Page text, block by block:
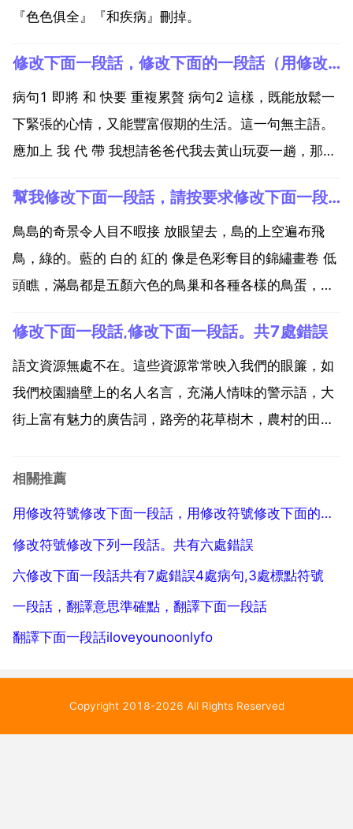
『色色俱全』『和疾病』刪掉。
修改下面一段話，修改下面的一段話（用修改符號，類似於改病句的）。（看問題補充 ）
病句1 即將 和 快要 重複累贅 病句2 這樣，既能放鬆一
下緊張的心情，又能豐富假期的生活。這一句無主語。
應加上 我 代 帶 我想請爸爸代我去黃山玩耍一趟，那裡
快要來臨，這可能是我們小學階段最後乙個假期了。我
想請爸爸帶我去黃山玩耍一趟，那裡的奇松...
幫我修改下面一段話，請按要求修改下面一段話
鳥島的奇景令人目不暇接 放眼望去，島的上空遍布飛
鳥，綠的。藍的 白的 紅的 像是色彩奪目的錦繡畫卷 低
頭瞧，滿島都是五顏六色的鳥巢和各種各樣的鳥蛋，幾
目不暇接矛盾，去乙個。花的去掉，與描述的顏色重
複。鳥巢不是五光十色。幾乎和肯定矛盾。還有把那幾
個應為...
修改下面一段話,修改下面一段話。共7處錯誤
語文資源無處不在。這些資源常常映入我們的眼簾，如
我們校園牆壁上的名人名言，充滿人情味的警示語，大
街上富有魅力的廣告詞，路旁的花草樹木，農村的田野
豐富的。小朋友，看對你有沒有幫助哈！修改下面一段
相關推薦
用修改符號修改下面一段話，用修改符號修改下面的一段話
修改符號修改下列一段話。共有六處錯誤
六修改下面一段話共有7處錯誤4處病句,3處標點符號
一段話，翻譯意思準確點，翻譯下面一段話
翻譯下面一段話iloveyounoonlyfo
Copyright 2018-2026 All Rights Reserved